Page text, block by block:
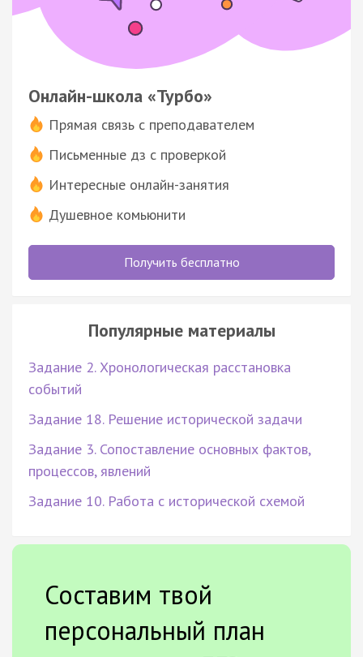
Онлайн-школа «Турбо»
Прямая связь с преподавателем
Письменные дз с проверкой
Интересные онлайн-занятия
Душевное комьюнити
Получить бесплатно
Популярные материалы
Задание 2. Хронологическая расстановка
событий
Задание 18. Решение исторической задачи
Задание 3. Сопоставление основных фактов,
процессов, явлений
Задание 10. Работа с исторической схемой
Составим твой
персональный план